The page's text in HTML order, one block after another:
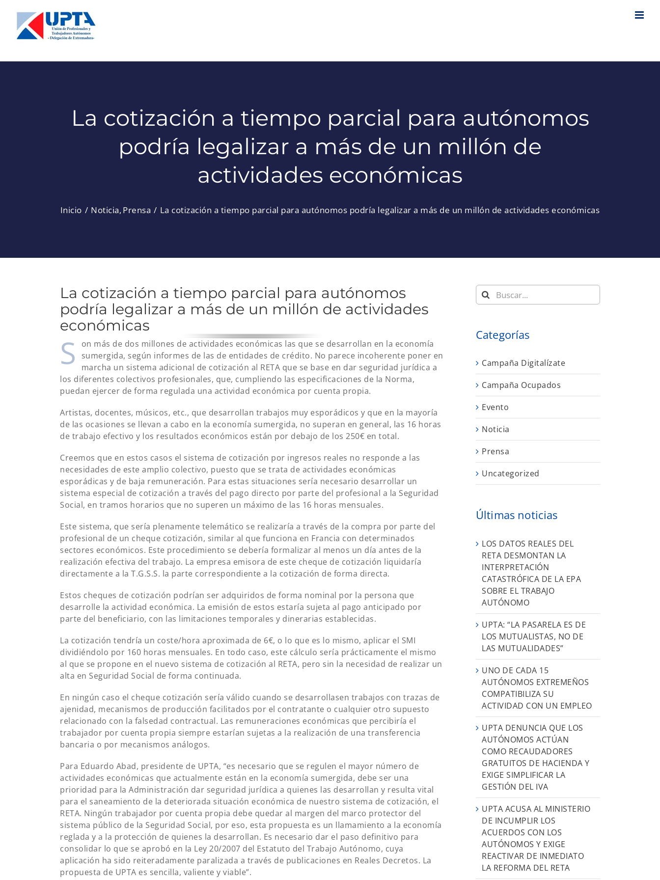
contenido
La cotización a tiempo parcial para autónomos
podría legalizar a más de un millón de
actividades económicas
Inicio Noticia Prensa La cotización a tiempo parcial para autónomos podría legalizar a más de un millón de actividades económicas
La cotización a tiempo parcial para autónomos
podría legalizar a más de un millón de actividades
económicas
S
on más de dos millones de actividades económicas las que se desarrollan en la economía
sumergida, según informes de las de entidades de crédito. No parece incoherente poner en
marcha un sistema adicional de cotización al RETA que se base en dar seguridad jurídica a
los diferentes colectivos profesionales, que, cumpliendo las especificaciones de la Norma,
puedan ejercer de forma regulada una actividad económica por cuenta propia.
Artistas, docentes, músicos, etc., que desarrollan trabajos muy esporádicos y que en la mayoría
de las ocasiones se llevan a cabo en la economía sumergida, no superan en general, las 16 horas
de trabajo efectivo y los resultados económicos están por debajo de los 250€ en total.
Creemos que en estos casos el sistema de cotización por ingresos reales no responde a las
necesidades de este amplio colectivo, puesto que se trata de actividades económicas
esporádicas y de baja remuneración. Para estas situaciones sería necesario desarrollar un
sistema especial de cotización a través del pago directo por parte del profesional a la Seguridad
Social, en tramos horarios que no superen un máximo de las 16 horas mensuales.
Este sistema, que sería plenamente telemático se realizaría a través de la compra por parte del
profesional de un cheque cotización, similar al que funciona en Francia con determinados
sectores económicos. Este procedimiento se debería formalizar al menos un día antes de la
realización efectiva del trabajo. La empresa emisora de este cheque de cotización liquidaría
directamente a la T.G.S.S. la parte correspondiente a la cotización de forma directa.
Estos cheques de cotización podrían ser adquiridos de forma nominal por la persona que
desarrolle la actividad económica. La emisión de estos estaría sujeta al pago anticipado por
parte del beneficiario, con las limitaciones temporales y dinerarias establecidas.
La cotización tendría un coste/hora aproximada de 6€, o lo que es lo mismo, aplicar el SMI
dividiéndolo por 160 horas mensuales. En todo caso, este cálculo sería prácticamente el mismo
al que se propone en el nuevo sistema de cotización al RETA, pero sin la necesidad de realizar un
alta en Seguridad Social de forma continuada.
En ningún caso el cheque cotización sería válido cuando se desarrollasen trabajos con trazas de
ajenidad, mecanismos de producción facilitados por el contratante o cualquier otro supuesto
relacionado con la falsedad contractual. Las remuneraciones económicas que percibiría el
trabajador por cuenta propia siempre estarían sujetas a la realización de una transferencia
bancaria o por mecanismos análogos.
Para Eduardo Abad, presidente de UPTA, “es necesario que se regulen el mayor número de
actividades económicas que actualmente están en la economía sumergida, debe ser una
prioridad para la Administración dar seguridad jurídica a quienes las desarrollan y resulta vital
para el saneamiento de la deteriorada situación económica de nuestro sistema de cotización, el
RETA. Ningún trabajador por cuenta propia debe quedar al margen del marco protector del
sistema público de la Seguridad Social, por eso, esta propuesta es un llamamiento a la economía
reglada y a la protección de quienes la desarrollan. Es necesario dar el paso definitivo para
consolidar lo que se aprobó en la Ley 20/2007 del Estatuto del Trabajo Autónomo, cuya
aplicación ha sido reiteradamente paralizada a través de publicaciones en Reales Decretos. La
propuesta de UPTA es sencilla, valiente y viable”.
Buscar:
Categorías
Campaña Digitalízate
Campaña Ocupados
Evento
Noticia
Prensa
Uncategorized
Últimas noticias
LOS DATOS REALES DEL
RETA DESMONTAN LA
INTERPRETACIÓN
CATASTRÓFICA DE LA EPA
SOBRE EL TRABAJO
AUTÓNOMO
UPTA: “LA PASARELA ES DE
LOS MUTUALISTAS, NO DE
LAS MUTUALIDADES”
UNO DE CADA 15
AUTÓNOMOS EXTREMEÑOS
COMPATIBILIZA SU
ACTIVIDAD CON UN EMPLEO
UPTA DENUNCIA QUE LOS
AUTÓNOMOS ACTÚAN
COMO RECAUDADORES
GRATUITOS DE HACIENDA Y
EXIGE SIMPLIFICAR LA
GESTIÓN DEL IVA
UPTA ACUSA AL MINISTERIO
DE INCUMPLIR LOS
ACUERDOS CON LOS
AUTÓNOMOS Y EXIGE
REACTIVAR DE INMEDIATO
LA REFORMA DEL RETA